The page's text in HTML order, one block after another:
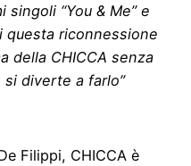
“You & Me” e
questa riconnessione
della CHICCA senza
diverte a farlo”
Filippi, CHICCA è